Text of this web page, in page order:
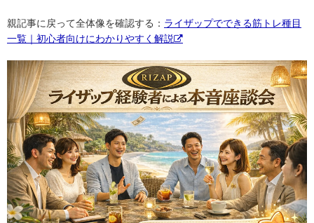
親記事に戻って全体像を確認する： ライザップでできる筋トレ種目
一覧｜初心者向けにわかりやすく解説